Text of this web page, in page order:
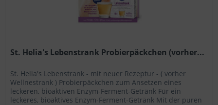
St. Helia's Lebenstrank Probierpäckchen (vorher...
St. Helia's Lebenstrank - mit neuer Rezeptur - ( vorher
Wellnestrank ) Probierpäckchen zum Ansetzen eines
leckeren, bioaktiven Enzym-Ferment-Getränk Für ein
leckeres, bioaktives Enzym-Ferment-Getränk Mit der puren